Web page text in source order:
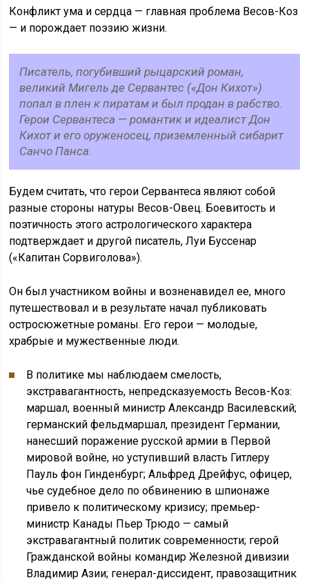
Конфликт ума и сердца — главная проблема Весов-Коз
— и порождает поэзию жизни.
Писатель, погубивший рыцарский роман,
великий Мигель де Сервантес («Дон Кихот»)
попал в плен к пиратам и был продан в рабство.
Герои Сервантеса — романтик и идеалист Дон
Кихот и его оруженосец, приземленный сибарит
Санчо Панса.
Будем считать, что герои Сервантеса являют собой
разные стороны натуры Весов-Овец. Боевитость и
поэтичность этого астрологического характера
подтверждает и другой писатель, Луи Буссенар
(«Капитан Сорвиголова»).
Он был участником войны и возненавидел ее, много
путешествовал и в результате начал публиковать
остросюжетные романы. Его герои — молодые,
храбрые и мужественные люди.
В политике мы наблюдаем смелость,
экстравагантность, непредсказуемость Весов-Коз:
маршал, военный министр Александр Василевский;
германский фельдмаршал, президент Германии,
нанесший поражение русской армии в Первой
мировой войне, но уступивший власть Гитлеру
Пауль фон Гинденбург; Альфред Дрейфус, офицер,
чье судебное дело по обвинению в шпионаже
привело к политическому кризису; премьер-
министр Канады Пьер Трюдо — самый
экстравагантный политик современности; герой
Гражданской войны командир Железной дивизии
Владимир Азии; генерал-диссидент, правозащитник